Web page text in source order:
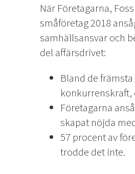
När Företagarna,
småföretag 2018
samhällsansvar och
del affärsdrivet­:
Bland de
konkurrenskraft,
Företagarna
skapat nöjda
57 procent av
trodde det inte.